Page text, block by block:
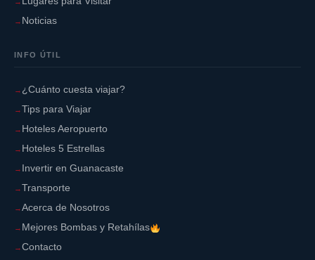
Noticias
INFO ÚTIL
¿Cuánto cuesta viajar?
Tips para Viajar
Hoteles Aeropuerto
Hoteles 5 Estrellas
Invertir en Guanacaste
Transporte
Acerca de Nosotros
Mejores Bombas y Retahílas
Contacto